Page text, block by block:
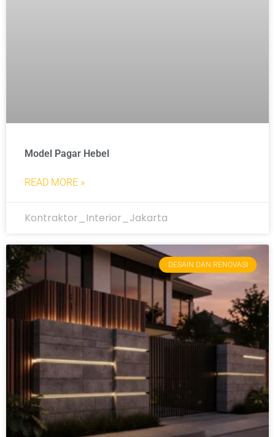
Model Pagar Hebel
READ MORE »
Kontraktor_Interior_Jakarta
DESAIN DAN RENOVASI